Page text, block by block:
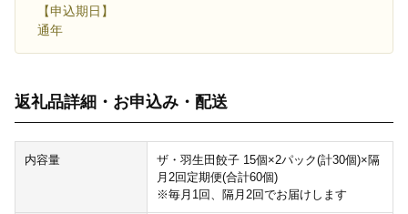
【申込期日】
通年
返礼品詳細・お申込み・配送
内容量
ザ・羽生田餃子 15個×2パック(計30個)×隔
月2回定期便(合計60個)
※毎月1回、隔月2回でお届けします